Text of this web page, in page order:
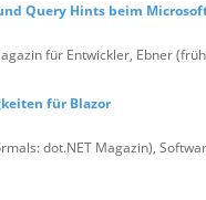
Query Hints beim
für Entwickler, Ebner
für Blazor
dot.NET Magazin),